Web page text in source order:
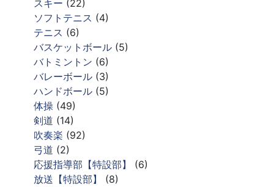
スキー (22)
ソフトテニス (4)
テニス (6)
バスケットボール (5)
バトミントン (6)
バレーボール (3)
ハンドボール (5)
体操 (49)
剣道 (14)
吹奏楽 (92)
弓道 (2)
応援指導部【特設部】
(6)
放送【特設部】
(8)